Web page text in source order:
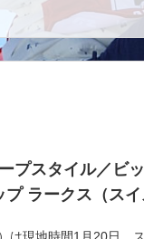
プスタイル／ビ
ラークス（スイ